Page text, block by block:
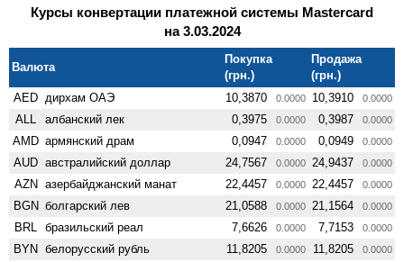
Курсы конвертации платежной системы Mastercard
на 3.03.2024
Валюта
Покупка
(грн.)
Продажа
(грн.)
AED дирхам ОАЭ 10,3870 0.0000 10,3910 0.0000
ALL албанский лек 0,3975 0.0000 0,3987 0.0000
AMD армянский драм 0,0947 0.0000 0,0949 0.0000
AUD австралийский доллар 24,7567 0.0000 24,9437 0.0000
AZN азербайджанский манат 22,4457 0.0000 22,4457 0.0000
BGN болгарский лев 21,0588 0.0000 21,1564 0.0000
BRL бразильский реал 7,6626 0.0000 7,7153 0.0000
BYN белорусский рубль 11,8205 0.0000 11,8205 0.0000